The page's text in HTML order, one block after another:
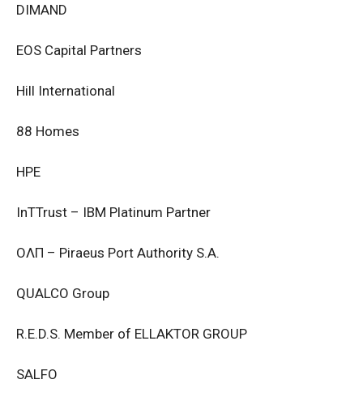
DIMAND
EOS Capital Partners
Hill International
88 Homes
HPE
InTTrust – IBM Platinum Partner
ΟΛΠ – Piraeus Port Authority S.A.
QUALCO Group
R.E.D.S. Member of ELLAKTOR GROUP
SALFO